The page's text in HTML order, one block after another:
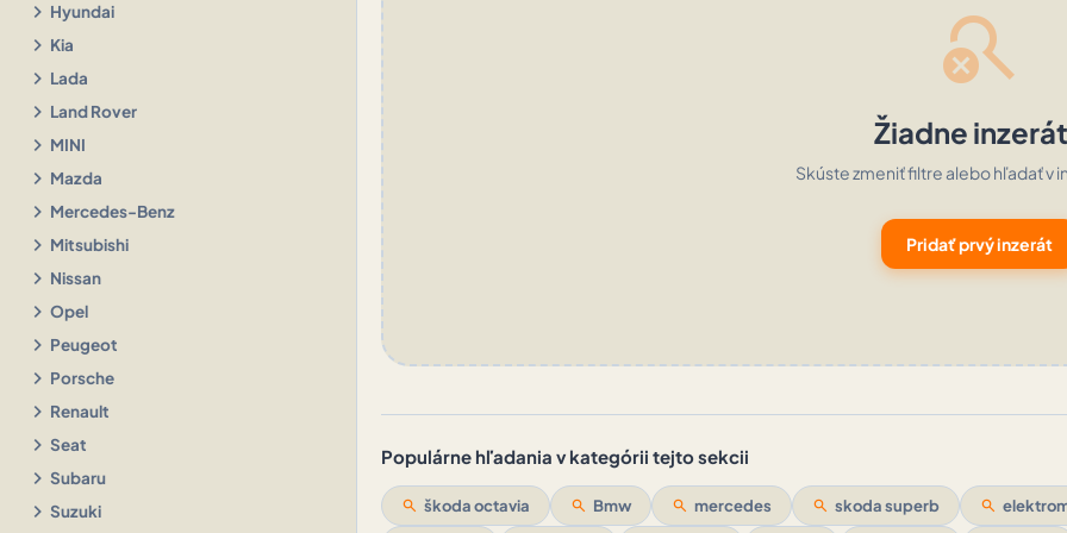
chevron_right Hyundai
chevron_right Kia
chevron_right Lada
chevron_right Land Rover
chevron_right MINI
chevron_right Mazda
chevron_right Mercedes-Benz
chevron_right Mitsubishi
chevron_right Nissan
chevron_right Opel
chevron_right Peugeot
chevron_right Porsche
chevron_right Renault
chevron_right Seat
chevron_right Subaru
chevron_right Suzuki
search_off
Žiadne
Skúste zmeniť filtre alebo hľadať v
Pridať prvý inzerát
Populárne hľadania v kategórii tejto sekcii
search škoda octavia search Bmw search mercedes search skoda superb search